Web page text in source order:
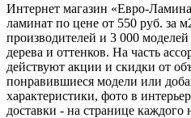
Интернет магазин «Евро-
ламинат по цене от 550 руб. за
производителей и 3 000
дерева и оттенков. На часть
действуют акции и скидки от
понравившиеся модели или
характеристики, фото в
доставки - на странице каждого